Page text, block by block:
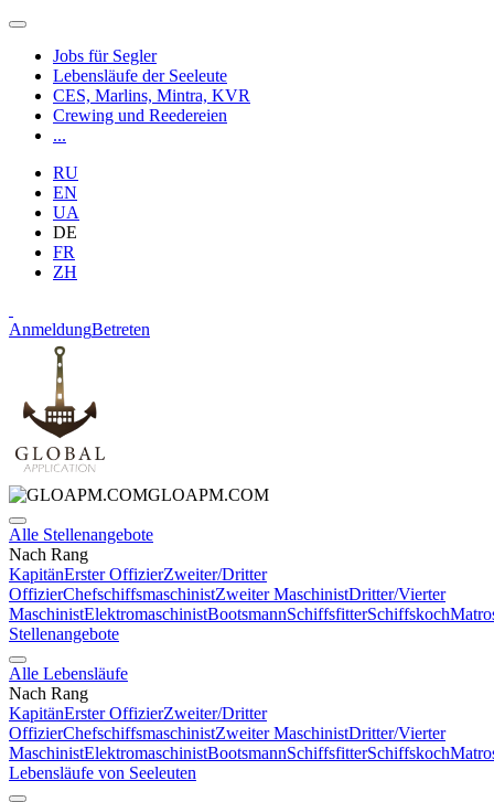
Jobs für Segler
Lebensläufe der Seeleute
CES, Marlins, Mintra, KVR
Crewing und Reedereien
...
RU
EN
UA
DE
FR
ZH
AnmeldungBetreten
GLOAPM.COM
Alle Stellenangebote
Nach Rang
KapitänErster OffizierZweiter/Dritter
OffizierChefschiffsmaschinistZweiter MaschinistDritter/Vierter
MaschinistElektromaschinistBootsmannSchiffsfitterSchiffskoch
Stellenangebote
Alle Lebensläufe
Nach Rang
KapitänErster OffizierZweiter/Dritter
OffizierChefschiffsmaschinistZweiter MaschinistDritter/Vierter
MaschinistElektromaschinistBootsmannSchiffsfitterSchiffskoch
Lebensläufe von Seeleuten